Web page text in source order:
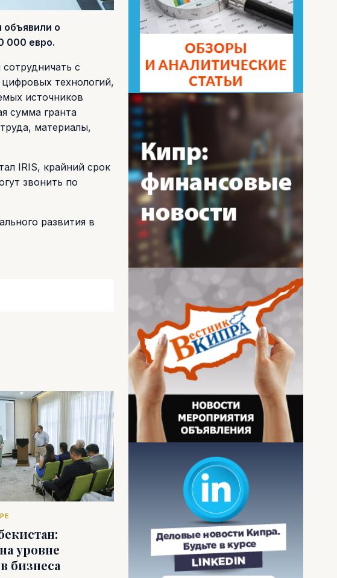
о
000 евро.
с
технологий,
источников
сумма гранта
материалы,
IRIS, крайний срок
звонить по
развития в
уровне
бизнеса